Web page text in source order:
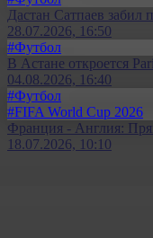
Дастан Сатпаев забил
28.07.2026, 16:50
#Футбол
В Астане откроется
04.08.2026, 16:40
#Футбол
#FIFA World Cup 2026
Франция - Англия:
18.07.2026, 10:10